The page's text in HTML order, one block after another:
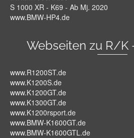
S 1000 XR - K69 - Ab Mj. 2020
www.BMW-HP4.de
Webseiten zu R/K
www.R1200ST.de
www.K1200S.de
www.K1200GT.de
www.K1300GT.de
www.K1200rsport.de
www.BMW-K1600GT.de
www.BMW-K1600GTL.de